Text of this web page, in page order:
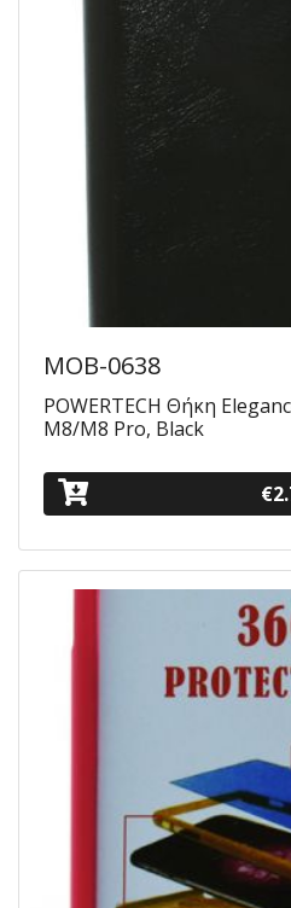
MOB-0638
POWERTECH Θήκη
M8/M8 Pro, Black